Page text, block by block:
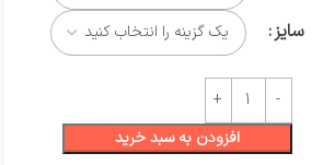
سایز
افزودن به سبد خرید